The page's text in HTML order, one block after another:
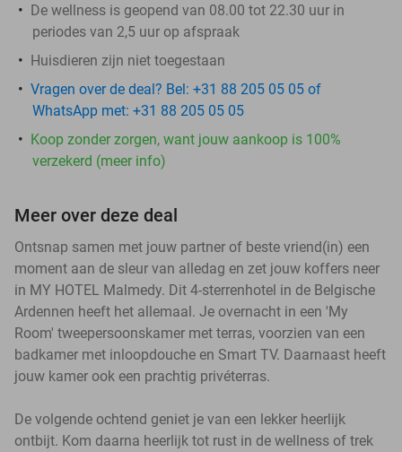
De wellness is geopend van 08.00 tot 22.30 uur in
periodes van 2,5 uur op afspraak
Huisdieren zijn niet toegestaan
Vragen over de deal? Bel: +31 88 205 05 05 of
WhatsApp met: +31 88 205 05 05
Koop zonder zorgen, want jouw aankoop is 100%
verzekerd (meer info)
Meer over deze deal
Ontsnap samen met jouw partner of beste vriend(in) een
moment aan de sleur van alledag en zet jouw koffers neer
in MY HOTEL Malmedy. Dit 4-sterrenhotel in de Belgische
Ardennen heeft het allemaal. Je overnacht in een 'My
Room' tweepersoonskamer met terras, voorzien van een
badkamer met inloopdouche en Smart TV. Daarnaast heeft
jouw kamer ook een prachtig privéterras.
De volgende ochtend geniet je van een lekker heerlijk
ontbijt. Kom daarna heerlijk tot rust in de wellness of trek